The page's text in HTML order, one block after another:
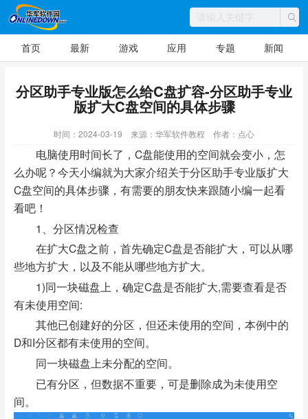
首页 最新 游戏 应用 专题 新闻
分区助手专业版怎么给C盘扩容-分区助手专业
版扩大C盘空间的具体步骤
时间：2024-03-19 来源：华军软件教程 作者：点心
电脑使用时间长了，C盘能使用的空间就会变小，怎
么办呢？今天小编就为大家介绍关于分区助手专业版扩大
C盘空间的具体步骤，有需要的朋友快来跟随小编一起看
看吧！
1、分区情况检查
在扩大C盘之前，首先确定C盘是否能扩大，可以从哪
些地方扩大，以及不能从哪些地方扩大。
1)同一块磁盘上，确定C盘是否能扩大,需要查看是否
有未使用空间:
其他已创建好的分区，但还未使用的空间，本例中的
D和I分区都有未使用的空间。
同一块磁盘上未分配的空间。
已有分区，但数据不重要，可是删除成为未使用空
间。